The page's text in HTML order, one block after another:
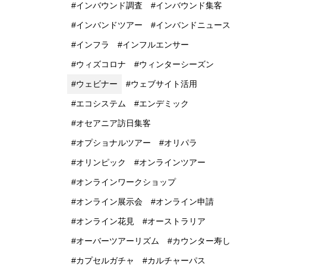
インバウンド調査 インバウンド集客
インバンドツアー インバンドニュース
インフラ インフルエンサー
ウィズコロナ ウィンターシーズン
ウェビナー ウェブサイト活用
エコシステム エンデミック
オセアニア訪日集客
オプショナルツアー オリパラ
オリンピック オンラインツアー
オンラインワークショップ
オンライン展示会 オンライン申請
オンライン花見 オーストラリア
オーバーツアーリズム カウンター寿し
カプセルガチャ カルチャーパス